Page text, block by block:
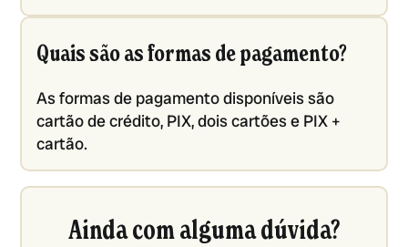
Quais são as formas de pagamento?
As formas de pagamento disponíveis são
cartão de crédito, PIX, dois cartões e PIX +
cartão.
Ainda com alguma dúvida?